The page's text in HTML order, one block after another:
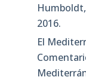
2016.
El